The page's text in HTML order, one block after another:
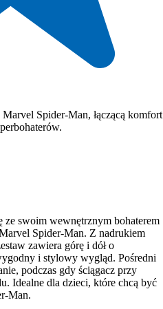
Spider-Man, łączącą komfort
swoim wewnętrznym bohaterem
Spider-Man. Z nadrukiem
zawiera górę i dół o
i stylowy wygląd. Pośredni
podczas gdy ściągacz przy
Idealne dla dzieci, które chcą być
Man.